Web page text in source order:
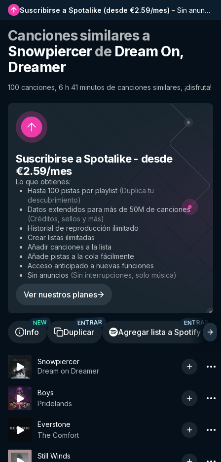
Suscribirse a Spotalike (desde €2.59/mes) – Sin anuncios, listas más largas, historial completo y acceso anticipado a nuevas funciones
Canciones similares a
Snowpiercerde Dream On,
Dreamer
100 canciones, 6 h 41 minutos de canciones similares, ¡disfruta!
Suscribirse a Spotalike- desde
€2.59/mes
Lo que obtienes:
Hasta 100 pistas por playlist (Duplica tu
descubrimiento)
Datos extendidos para más de 50M de canciones
(Créditos, sellos y más)
Historial de reproducción ilimitado
Crear listas ilimitadas
Añadir canciones a la lista
Añade pistas a la cola fácilmente
Acceso anticipado a nuevas funciones
Sin anuncios (Sin interrupciones, solo música)
Ver nuestros planes
Info
NEW
Duplicar
ENTRAR
Agregar lista a Spotify
ENTRAR
Snowpiercer
Dream on Dreamer
Boys
Pridelands
Everstone
The Comfort
Still Winds